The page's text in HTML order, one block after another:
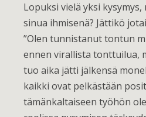
Lopuksi vielä yksi
sinua ihmisenä? Jättikö
”Olen tunnistanut tontun
ennen virallista tonttuilua,
tuo aika jätti jälkensä
kaikki ovat pelkästään
tämänkaltaiseen työhön